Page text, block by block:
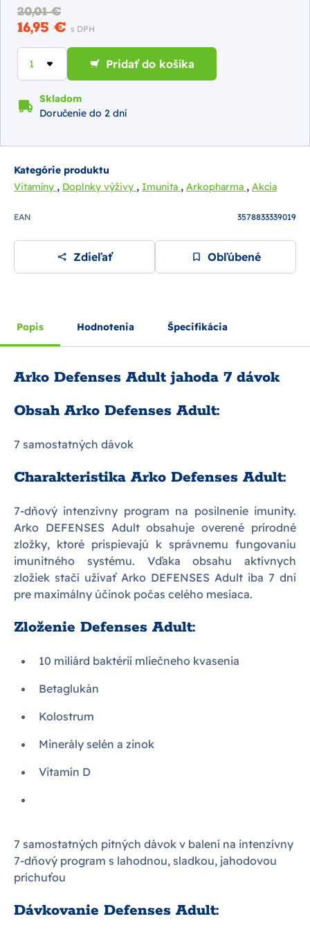
20,01 €
16,95 € s DPH
Pridať do košíka
Skladom
Doručenie do 2 dní
Kategórie produktu
Vitamíny , Doplnky výživy , Imunita , Arkopharma , Akcia
EAN 3578833339019
Zdieľať Obľúbené
Popis Hodnotenia Špecifikácia
Arko Defenses Adult jahoda 7 dávok
Obsah Arko Defenses Adult:
7 samostatných dávok
Charakteristika Arko Defenses Adult:
7-dňový intenzívny program na posilnenie imunity.
Arko DEFENSES Adult obsahuje overené prírodné
zložky, ktoré prispievajú k správnemu fungovaniu
imunitného systému. Vďaka obsahu aktívnych
zložiek stačí užívať Arko DEFENSES Adult iba 7 dní
pre maximálny účinok počas celého mesiaca.
Zloženie Defenses Adult:
10 miliárd baktérií mliečneho kvasenia
Betaglukán
Kolostrum
Minerály selén a zinok
Vitamín D
7 samostatných pitných dávok v balení na intenzívny
7-dňový program s lahodnou, sladkou, jahodovou
príchuťou
Dávkovanie Defenses Adult: